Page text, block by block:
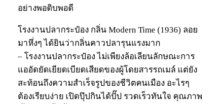
อย่างพอดิบพอดี
โรงงานปลากระป๋อง กลิ่น Modern Time (1936) ลอย
มาหึ่งๆ ได้ยินว่ากลิ่นคาวปลารุนแรงมาก
– โรงงานปลากระป๋อง ไม่เพียงล้อเลียนลักษณะการ
แออัดยัดเยียดเบียดเสียดของผู้โดยสารรถเมล์ แต่ยัง
สะท้อนถึงความสำเร็จรูปของชีวิตคนเมือง อะไรๆ
ต้องเรียบง่าย เปิดปุ๊ปกินได้ปั๊ป รวดเร็วทันใจ คุณภาพ